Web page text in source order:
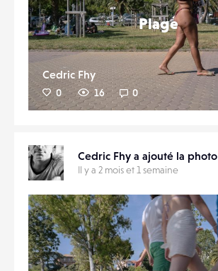
Plage
Cedric Fhy
0 16 0
Cedric Fhy a ajouté la photo
Il y a 2 mois et 1 semaine